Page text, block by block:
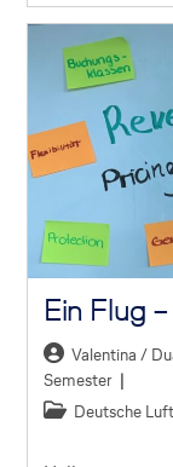
Ein Flug
Valentina /
Semester
Deutsche